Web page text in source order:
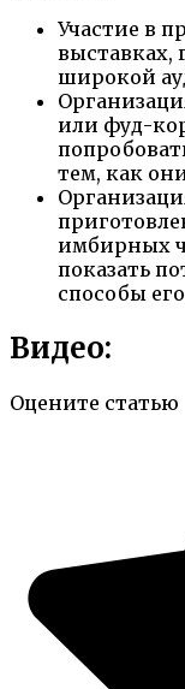
Участие в
выставках,
широкой
или фуд-
тем, как
имбирных
показать
способы
Видео:
Оцените статью